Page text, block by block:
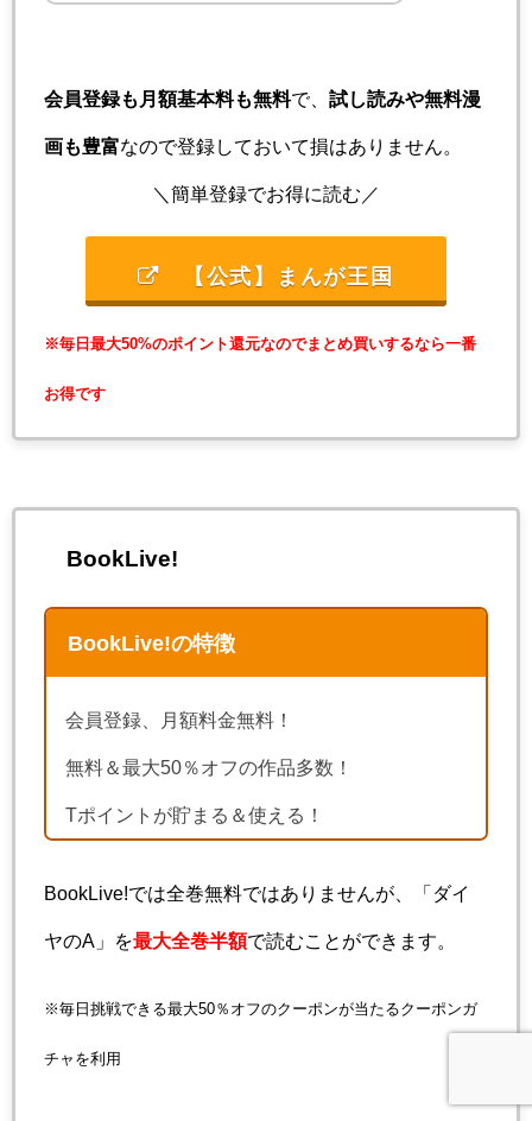
会員登録も月額基本料も無料で、 試し読みや無料漫
画も豊富なので登録しておいて損はありません。
＼簡単登録でお得に読む／
【公式】まんが王国
※毎日最大50%のポイント還元なのでまとめ買いするなら一番
お得です
BookLive!
BookLive!の特徴
会員登録、月額料金無料！
無料＆最大50％オフの作品多数！
Tポイントが貯まる＆使える！
BookLive!では全巻無料ではありませんが、「ダイ
ヤのA」を最大全巻半額で読むことができます。
※毎日挑戦できる最大50％オフのクーポンが当たるクーポンガ
チャを利用